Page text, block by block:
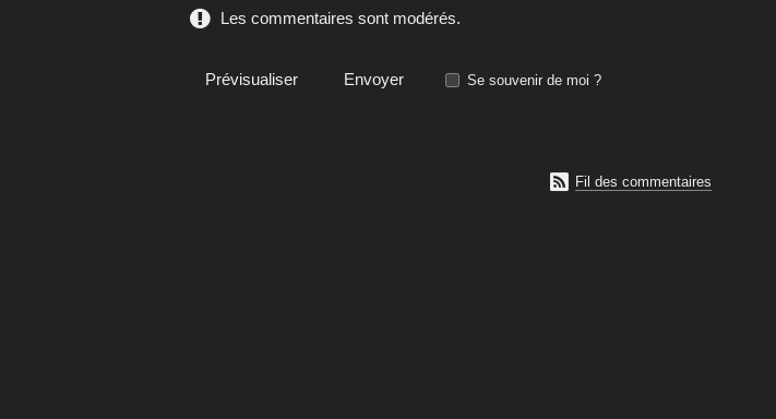
Les commentaires sont modérés.
Se souvenir de moi ?
 Fil des commentaires